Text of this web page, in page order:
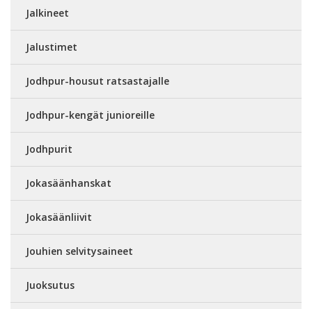
Jalkineet
Jalustimet
Jodhpur-housut ratsastajalle
Jodhpur-kengät junioreille
Jodhpurit
Jokasäänhanskat
Jokasäänliivit
Jouhien selvitysaineet
Juoksutus